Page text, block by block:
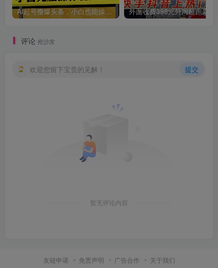
AI起号撸爆头条，小白也能操作，日入2000+
评论 抢沙发
欢迎您留下宝贵的见解！ 提交
暂无评论内容
友链申请 免责声明 广告合作 关于我们